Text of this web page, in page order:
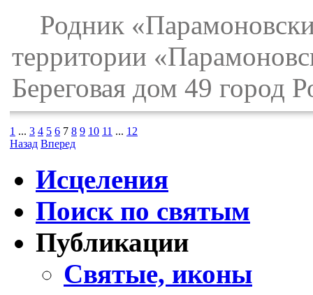
Родник
территории
Береговая дом 49 город
1 ... 3 4 5 6 7 8 9 10 11 ... 12
Назад Вперед
Исцеления
Поиск по святым
Публикации
Святые, иконы